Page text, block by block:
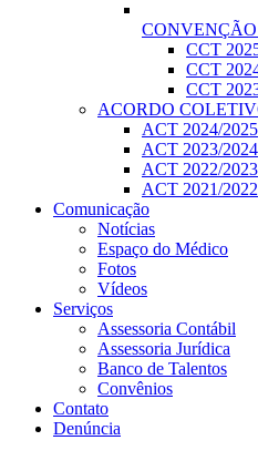
CCT
CCT
CCT
ACORDO
ACT 2024/2025
ACT 2023/2024
ACT 2022/2023
ACT 2021/2022
Comunicação
Notícias
Espaço do Médico
Fotos
Vídeos
Serviços
Assessoria Contábil
Assessoria Jurídica
Banco de Talentos
Convênios
Contato
Denúncia